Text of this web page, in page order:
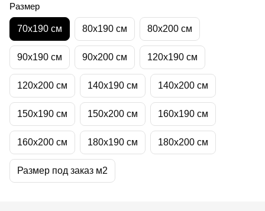
Размер
70х190 см 80х190 см 80х200 см
90х190 см 90х200 см 120х190 см
120х200 см 140х190 см 140х200 см
150х190 см 150х200 см 160х190 см
160х200 см 180х190 см 180х200 см
Размер под заказ м2